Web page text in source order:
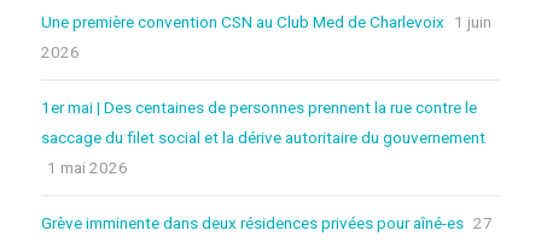
Une première convention CSN au Club Med de Charlevoix
1 juin
2026
1er mai | Des centaines de personnes prennent la rue contre le
saccage du filet social et la dérive autoritaire du gouvernement
1 mai 2026
Grève imminente dans deux résidences privées pour aîné-es 27